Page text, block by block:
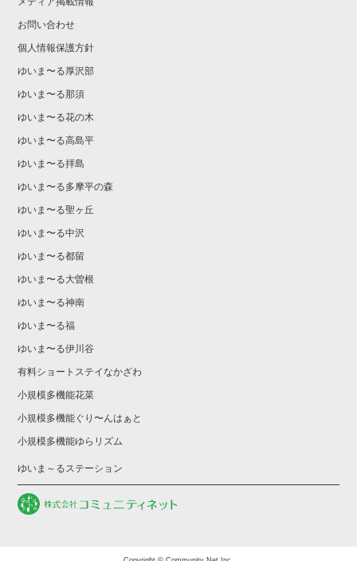
お問い合わせ
個人情報保護方針
ゆいま〜る厚沢部
ゆいま〜る那須
ゆいま〜る花の木
ゆいま〜る高島平
ゆいま〜る拝島
ゆいま〜る多摩平の森
ゆいま〜る聖ヶ丘
ゆいま〜る中沢
ゆいま〜る都留
ゆいま〜る大曽根
ゆいま〜る神南
ゆいま〜る福
ゆいま〜る伊川谷
有料ショートステイなかざわ
小規模多機能花菜
小規模多機能ぐり〜んはぁと
小規模多機能ゆらリズム
ゆいま～るステーション